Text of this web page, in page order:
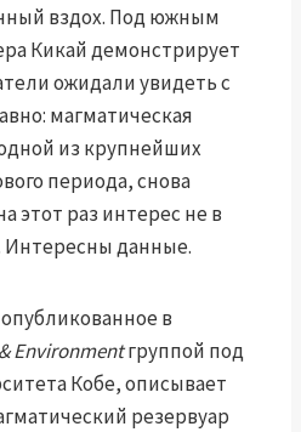
вздох. Под южным
Кикай демонстрирует
ожидали увидеть с
магматическая
из крупнейших
периода, снова
этот раз интерес не в
данные.
в
Environmentгруппой под
Кобе, описывает
резервуар